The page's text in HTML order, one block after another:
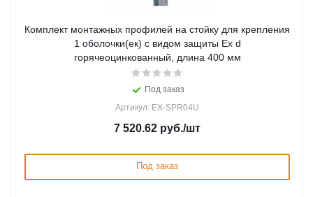
Комплект монтажных профилей на стойку для крепления
1 оболочки(ек) с видом защиты Ex d
горячеоцинкованный, длина 400 мм
Под заказ
Артикул: EX-SPR04U
7 520.62 руб./шт
Под заказ